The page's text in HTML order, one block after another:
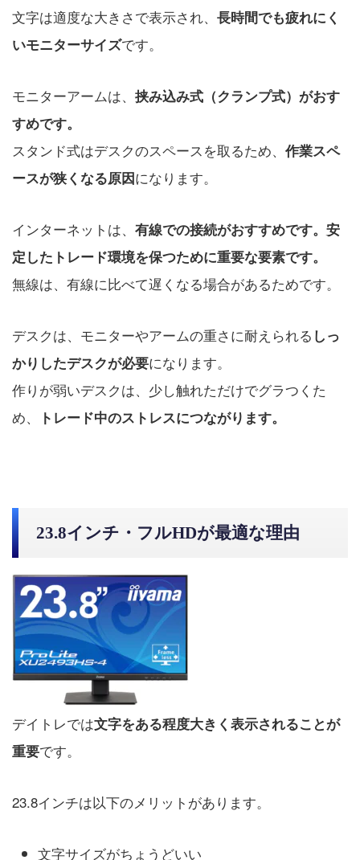
文字は適度な大きさで表示され、 長時間でも疲れにく
いモニターサイズです。
モニターアームは、 挟み込み式（クランプ式）がおす
すめです。
スタンド式はデスクのスペースを取るため、 作業スペ
ースが狭くなる原因になります。
インターネットは、 有線での接続がおすすめです。安
定したトレード環境を保つために重要な要素です。
無線は、有線に比べて遅くなる場合があるためです。
デスクは、モニターやアームの重さに耐えられる しっ
かりしたデスクが必要になります。
作りが弱いデスクは、少し触れただけでグラつくた
め、
トレード中のストレスにつながります。
23.8インチ・フルHDが最適な理由
デイトレでは文字をある程度大きく表示されることが
重要です。
23.8インチは以下のメリットがあります。
文字サイズがちょうどいい